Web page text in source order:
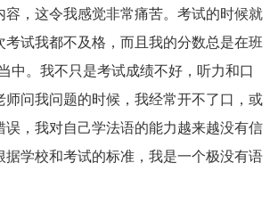
容，这令我感觉非常痛苦。考试的时候就
考试我都不及格，而且我的分数总是在班
中。我不只是考试成绩不好，听力和口
师问我问题的时候，我经常开不了口，或
误，我对自己学法语的能力越来越没有信
据学校和考试的标准，我是一个极没有语